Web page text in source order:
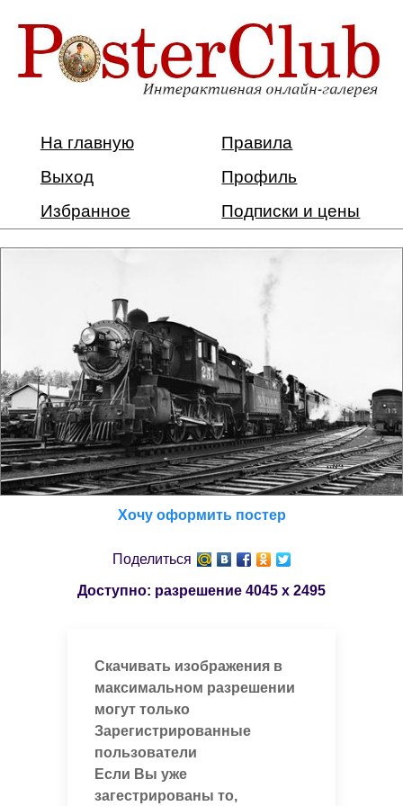
На главную
Правила
Выход
Профиль
Избранное
Подписки и цены
Хочу оформить постер
Поделиться
Доступно: разрешение 4045 x 2495
Скачивать изображения в
максимальном разрешении
могут только
Зарегистрированные
пользователи
Если Вы уже
загестрированы то,